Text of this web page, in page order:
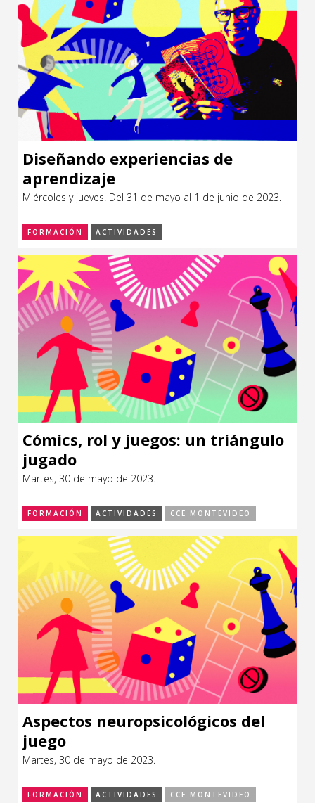
Diseñando experiencias de
aprendizaje
Miércoles y jueves. Del 31 de mayo al 1 de junio de 2023.
FORMACIÓN ACTIVIDADES
Cómics, rol y juegos: un triángulo
jugado
Martes, 30 de mayo de 2023.
FORMACIÓN ACTIVIDADES CCE MONTEVIDEO
Aspectos neuropsicológicos del
juego
Martes, 30 de mayo de 2023.
FORMACIÓN ACTIVIDADES CCE MONTEVIDEO